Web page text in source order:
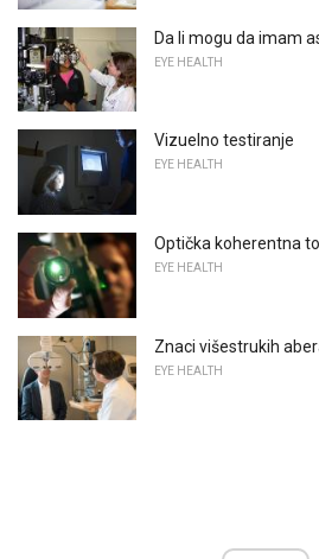
Da li mogu da imam
EYE HEALTH
Vizuelno testiranje
EYE HEALTH
Optička koherentna
EYE HEALTH
Znaci višestrukih
EYE HEALTH